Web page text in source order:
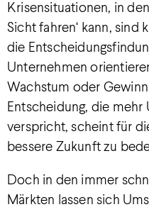
Krisensituationen, in
Sicht fahren‘ kann, sind
die
Unternehmen
Wachstum oder
Entscheidung, die mehr
verspricht, scheint für
bessere Zukunft zu
Doch in den immer
Märkten lassen sich